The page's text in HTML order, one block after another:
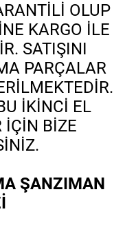
OLUP
KARGO İLE
SATIŞINI
PARÇALAR
İKİNCİ EL
İÇİN BİZE
ŞANZIMAN